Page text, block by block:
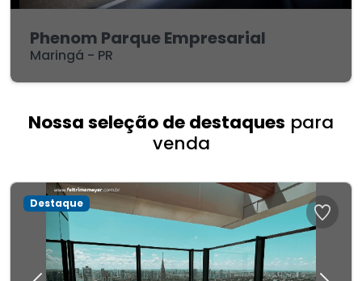
Phenom Parque Empresarial
Maringá - PR
Ver mais detalhes
Nossa seleção de destaques para
venda
Destaque